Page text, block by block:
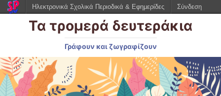
Τα τρομερά δευτεράκια
Γράφουν και ζωγραφίζουν
Ηλεκτρονικά Σχολικά Περιοδικά & Εφημερίδες Σύνδεση